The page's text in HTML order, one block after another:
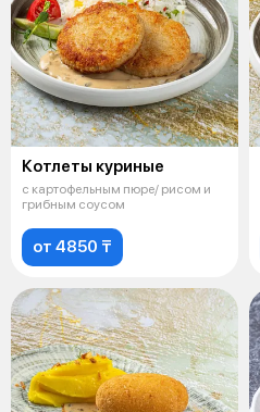
Котлеты куриные
с картофельным пюре/ рисом и
грибным соусом
от 4850 ₸